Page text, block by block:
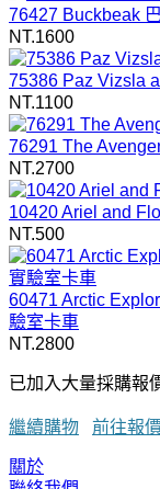
76427 Buckbeak
NT.1600
75386 Paz Vizsla
NT.1100
76291 The
NT.2700
10420 Ariel and
NT.500
60471 Arctic
驗室卡車
NT.2800
已加入大量採購報
繼續購物 前往報價
關於